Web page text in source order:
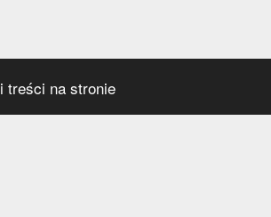
treści na stronie